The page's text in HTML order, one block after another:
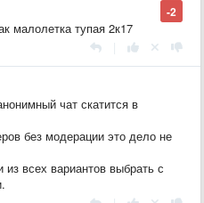
-2
малолетка тупая 2к17
чат скатится в
без модерации это дело не
всех вариантов выбрать с